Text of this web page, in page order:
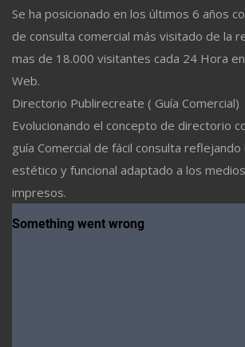
Se ha posicionado en los últimos 6 años
de consulta comercial más visitado de la
mas de 18.000 visitantes cada 24 Hora
Web.
Directorio Publirecreate ( Guía Comercial)
Evolucionando el concepto de directorio
guía Comercial de fácil consulta reflejando
estético y funcional adaptado a los
impresos.